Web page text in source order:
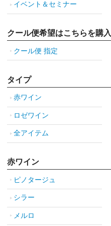
イベント＆セミナー
クール便希望はこちらを購入
クール便 指定
タイプ
赤ワイン
ロゼワイン
全アイテム
赤ワイン
ピノタージュ
シラー
メルロ